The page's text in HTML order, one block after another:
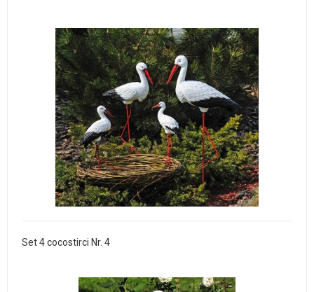
Set 4 cocostirci Nr. 4